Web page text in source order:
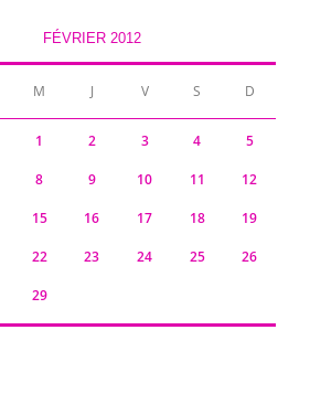
FÉVRIER 2012
M J V S D
1 2 3 4 5
8 9 10 11 12
15 16 17 18 19
22 23 24 25 26
29